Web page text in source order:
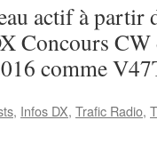
actif à partir
Concours
comme
, Infos DX, Trafic Radio,